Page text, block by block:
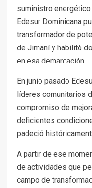
suministro
Edesur Dominicana
transformador de
de Jimaní y habilitó
en esa demarcación.
En junio pasado
líderes comunitarios
compromiso de
deficientes
padeció
A partir de ese
de actividades que
campo de